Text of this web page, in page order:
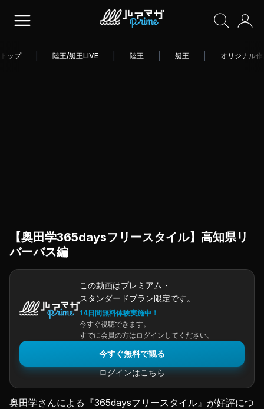
トップ 陸王/艇王LIVE 陸王 艇王 オリジナル
【奥田学365daysフリースタイル】高知県リ
バーバス編
この動画はプレミアム・
スタンダードプラン限定です。
14日間無料体験実施中！
今すぐ視聴できます。
すでに会員の方はログインしてください。
今すぐ無料で観る
ログインはこちら
奥田学さんによる『365daysフリースタイル』が好評につ